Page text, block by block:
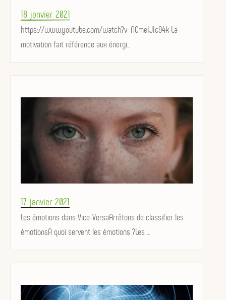
Posted
on
18 janvier 2021
https://www.youtube.com/watch?v=NCmeIJIc94k La
motivation fait référence aux énergi...
Posted
on
17 janvier 2021
Les émotions dans Vice-VersaArrêtons de classifier les
émotionsA quoi servent les émotions ?Les ...